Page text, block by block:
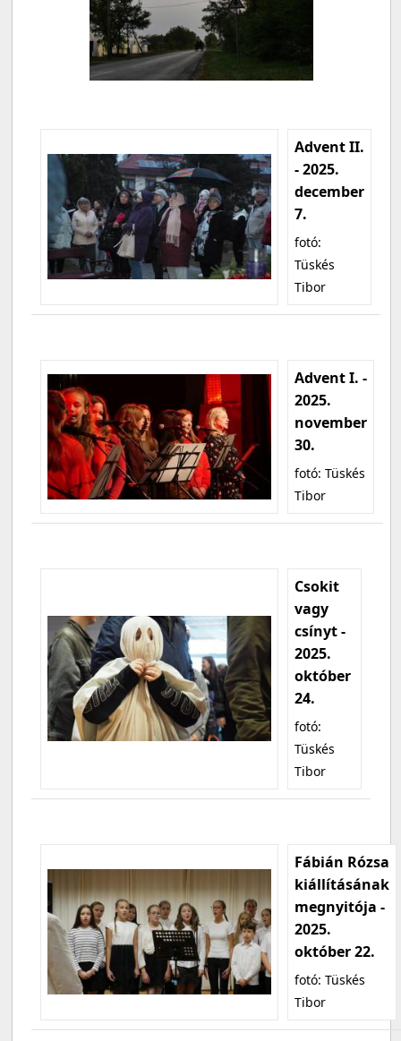
Advent II.
- 2025.
december
7.
fotó:
Tüskés
Tibor
Advent I. -
2025.
november
30.
fotó: Tüskés
Tibor
Csokit
vagy
csínyt -
2025.
október
24.
fotó:
Tüskés
Tibor
Fábián Rózsa
kiállításának
megnyitója -
2025.
október 22.
fotó: Tüskés
Tibor